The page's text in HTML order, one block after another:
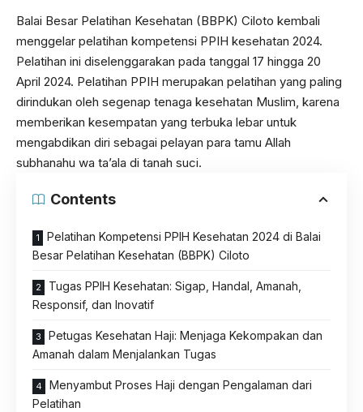
Balai Besar Pelatihan Kesehatan (BBPK) Ciloto kembali
menggelar pelatihan kompetensi PPIH kesehatan 2024.
Pelatihan ini diselenggarakan pada tanggal 17 hingga 20
April 2024. Pelatihan PPIH merupakan pelatihan yang paling
dirindukan oleh segenap tenaga kesehatan Muslim, karena
memberikan kesempatan yang terbuka lebar untuk
mengabdikan diri sebagai pelayan para tamu Allah
subhanahu wa ta’ala di tanah suci.
Contents
Pelatihan Kompetensi PPIH Kesehatan 2024 di Balai
Besar Pelatihan Kesehatan (BBPK) Ciloto
Tugas PPIH Kesehatan: Sigap, Handal, Amanah,
Responsif, dan Inovatif
Petugas Kesehatan Haji: Menjaga Kekompakan dan
Amanah dalam Menjalankan Tugas
Menyambut Proses Haji dengan Pengalaman dari
Pelatihan